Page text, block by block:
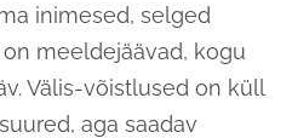
inimesed, selged
meeldejäävad, kogu
Välis-võistlused on küll
aga saadav